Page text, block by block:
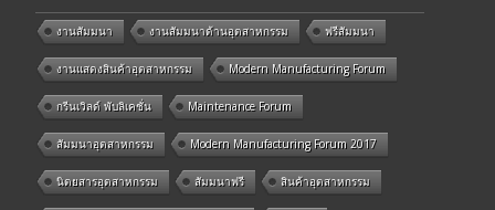
งานสัมมนา งานสัมมนาด้านอุตสาหกรรม ฟรีสัมมนา
งานแสดงสินค้าอุตสาหกรรม Modern Manufacturing Forum
กรีนเวิลด์ พับลิเคชั่น Maintenance Forum
สัมมนาอุตสาหกรรม Modern Manufacturing Forum 2017
นิตยสารอุตสาหกรรม สัมมนาฟรี สินค้าอุตสาหกรรม